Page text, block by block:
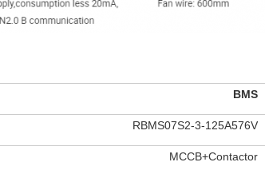
BMS
RBMS07S2-3-125A576V
MCCB+Contactor